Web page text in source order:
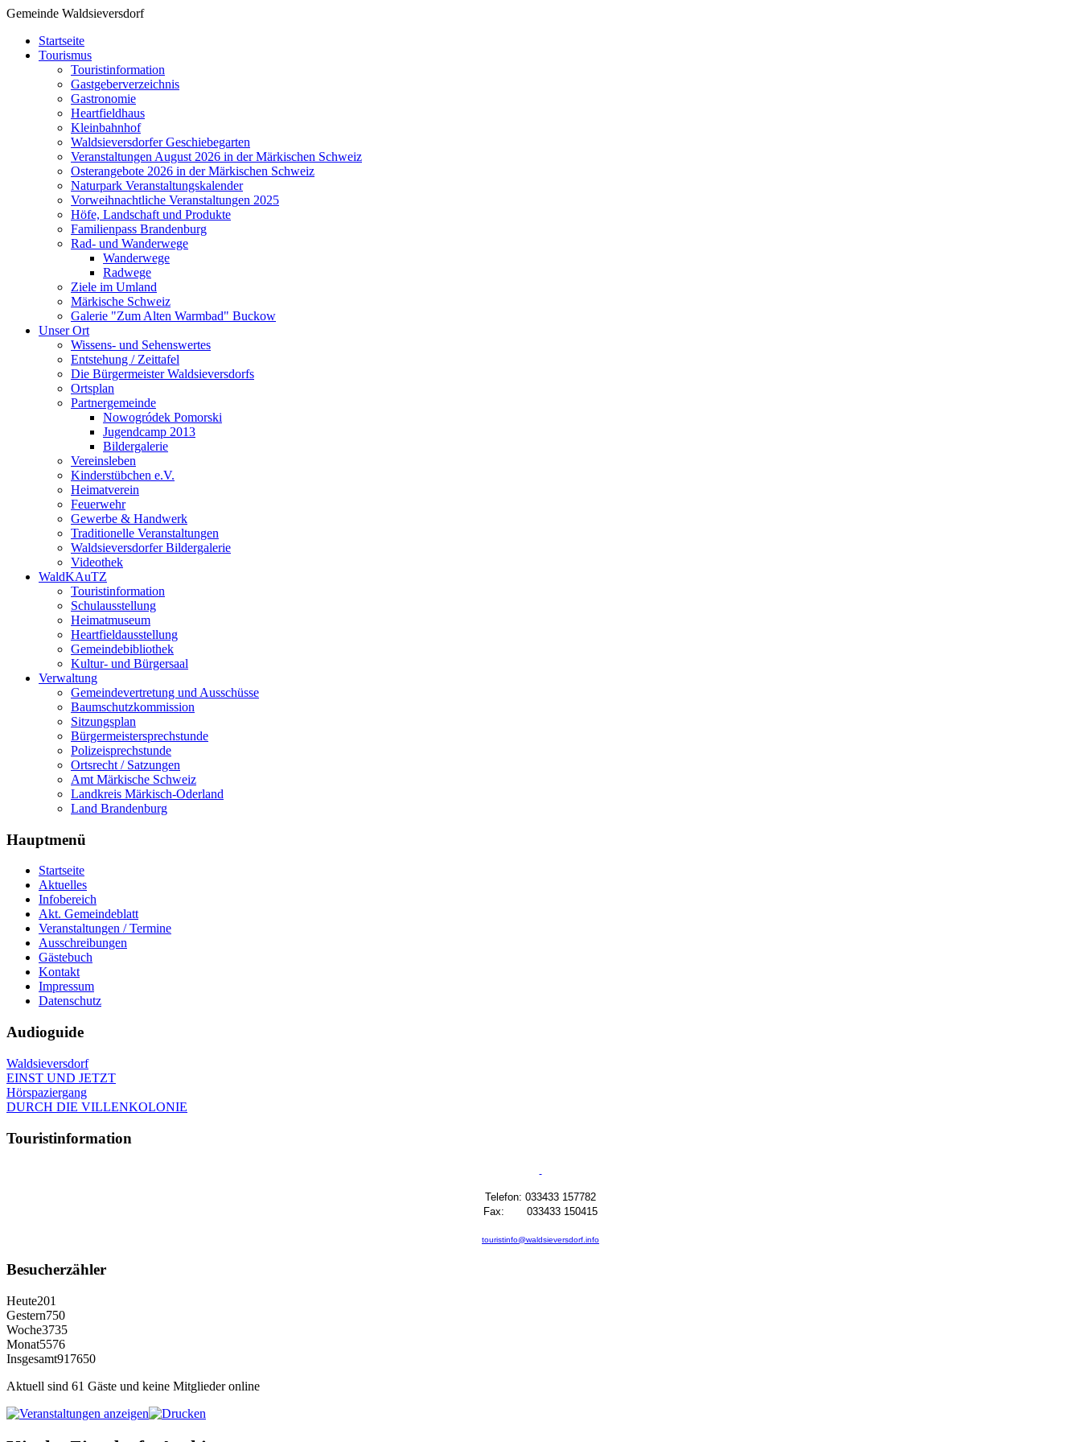
Gemeinde Waldsieversdorf
Startseite
Tourismus
Touristinformation
Gastgeberverzeichnis
Gastronomie
Heartfieldhaus
Kleinbahnhof
Waldsieversdorfer Geschiebegarten
Veranstaltungen August 2026 in der Märkischen Schweiz
Osterangebote 2026 in der Märkischen Schweiz
Naturpark Veranstaltungskalender
Vorweihnachtliche Veranstaltungen 2025
Höfe, Landschaft und Produkte
Familienpass Brandenburg
Rad- und Wanderwege
Wanderwege
Radwege
Ziele im Umland
Märkische Schweiz
Galerie "Zum Alten Warmbad" Buckow
Unser Ort
Wissens- und Sehenswertes
Entstehung / Zeittafel
Die Bürgermeister Waldsieversdorfs
Ortsplan
Partnergemeinde
Nowogródek Pomorski
Jugendcamp 2013
Bildergalerie
Vereinsleben
Kinderstübchen e.V.
Heimatverein
Feuerwehr
Gewerbe & Handwerk
Traditionelle Veranstaltungen
Waldsieversdorfer Bildergalerie
Videothek
WaldKAuTZ
Touristinformation
Schulausstellung
Heimatmuseum
Heartfieldausstellung
Gemeindebibliothek
Kultur- und Bürgersaal
Verwaltung
Gemeindevertretung und Ausschüsse
Baumschutzkommission
Sitzungsplan
Bürgermeistersprechstunde
Polizeisprechstunde
Ortsrecht / Satzungen
Amt Märkische Schweiz
Landkreis Märkisch-Oderland
Land Brandenburg
Hauptmenü
Startseite
Aktuelles
Infobereich
Akt. Gemeindeblatt
Veranstaltungen / Termine
Ausschreibungen
Gästebuch
Kontakt
Impressum
Datenschutz
Audioguide
Waldsieversdorf
EINST UND JETZT
Hörspaziergang
DURCH DIE VILLENKOLONIE
Touristinformation
Telefon: 033433 157782
Fax: 033433 150415
touristinfo@waldsieversdorf.info
Besucherzähler
Heute201
Gestern750
Woche3735
Monat5576
Insgesamt917650
Aktuell sind 61 Gäste und keine Mitglieder online